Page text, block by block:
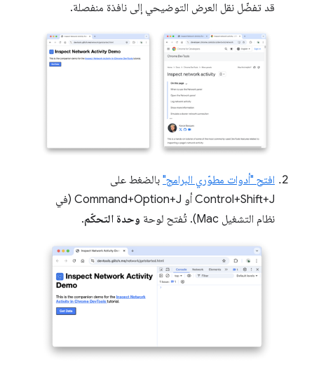
قد تفضّل نقل العرض التوضيحي إلى نافذة منفصلة.
افتح "أدوات مطوّري البرامج" بالضغط على
Control+Shift+J أو Command+Option+J (في
نظام التشغيل Mac). تُفتح لوحة
وحدة التحكّم.